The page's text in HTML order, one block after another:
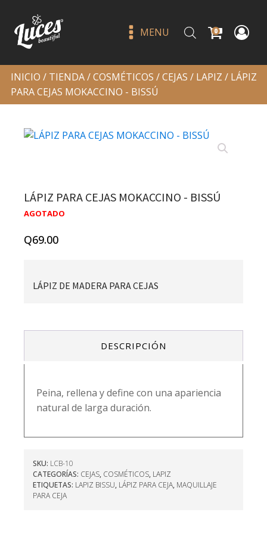
MENU 0
INICIO / TIENDA/COSMÉTICOS /CEJAS / LAPIZ / LÁPIZ
PARA CEJAS MOKACCINO - BISSÚ
LÁPIZ PARA CEJAS MOKACCINO - BISSÚ
AGOTADO
Q69.00
LÁPIZ DE MADERA PARA CEJAS
DESCRIPCIÓN
Peina, rellena y define con una apariencia
natural de larga duración.
SKU: LCB-10
CATEGORÍAS: CEJAS, COSMÉTICOS, LAPIZ
ETIQUETAS: LAPIZ BISSU, LÁPIZ PARA CEJA, MAQUILLAJE
PARA CEJA
The not-so classic kit rosy